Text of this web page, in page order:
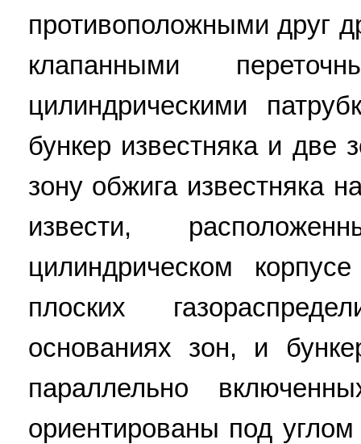
противоположными друг
клапанными
цилиндрическими
бункер известняка и две
зону обжига известняка
извести,
цилиндрическом
плоских
основаниях зон, и
параллельно
ориентированы под